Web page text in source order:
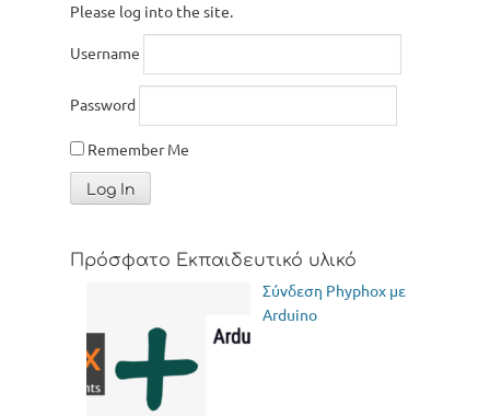
Please log into the site.
Username
Password
Remember Me
Πρόσφατο Εκπαιδευτικό υλικό
Σύνδεση Phyphox με
Arduino